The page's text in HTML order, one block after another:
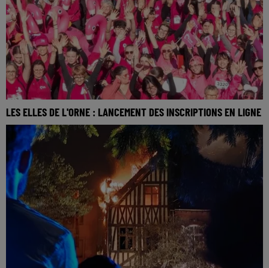
LES ELLES DE L'ORNE : LANCEMENT DES INSCRIPTIONS EN LIGNE